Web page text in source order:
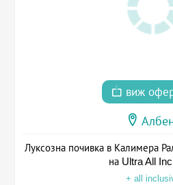
виж
Луксозна почивка в Калимера
на Ultra All
+ all